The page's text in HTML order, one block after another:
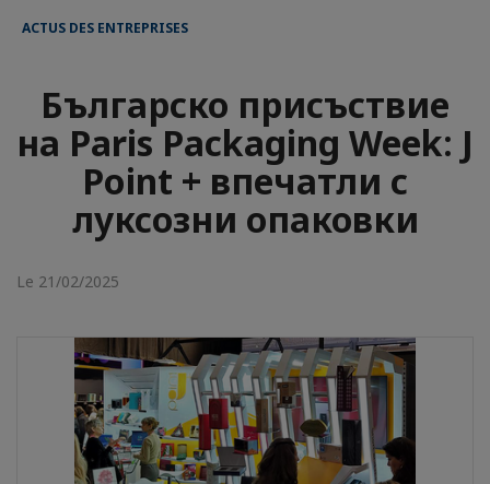
ACTUS DES ENTREPRISES
Българско присъствие
на Paris Packaging Week: J
Point + впечатли с
луксозни опаковки
Le 21/02/2025